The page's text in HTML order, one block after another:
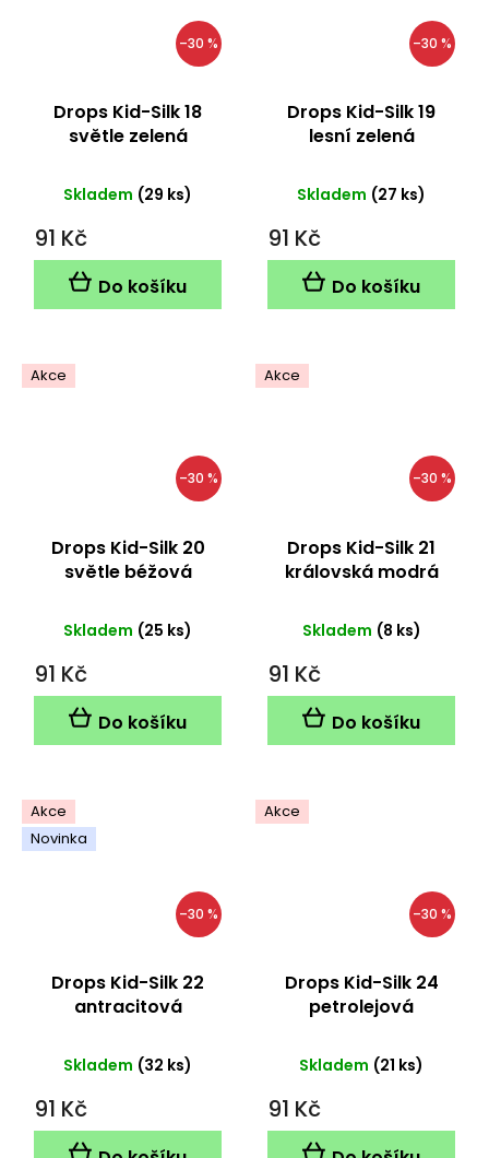
–30 %
Drops Kid-Silk 18
světle zelená
Skladem (29 ks)
91 Kč
Do košíku
–30 %
Drops Kid-Silk 19
lesní zelená
Skladem (27 ks)
91 Kč
Do košíku
Akce
–30 %
Drops Kid-Silk 20
světle béžová
Skladem (25 ks)
91 Kč
Do košíku
Akce
–30 %
Drops Kid-Silk 21
královská modrá
Skladem (8 ks)
91 Kč
Do košíku
Akce
Novinka
–30 %
Drops Kid-Silk 22
antracitová
Skladem (32 ks)
91 Kč
Akce
–30 %
Drops Kid-Silk 24
petrolejová
Skladem (21 ks)
91 Kč